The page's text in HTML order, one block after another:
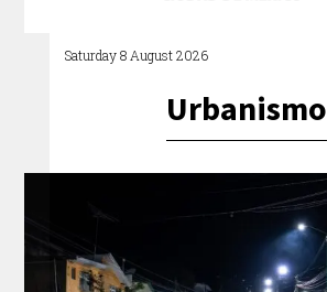
Saturday 8 August 2026
Urbanismo